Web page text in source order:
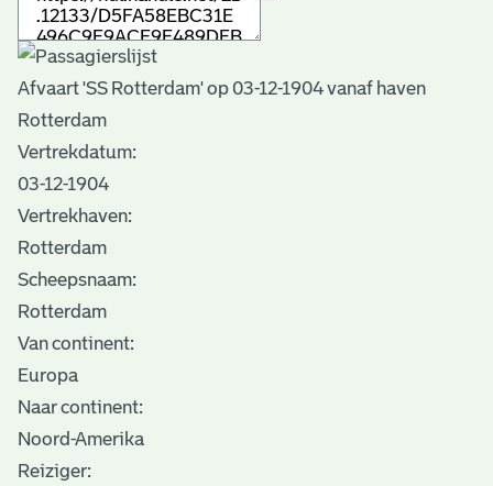
Afvaart 'SS Rotterdam' op 03-12-1904 vanaf haven
Rotterdam
Vertrekdatum:
03-12-1904
Vertrekhaven:
Rotterdam
Scheepsnaam:
Rotterdam
Van continent:
Europa
Naar continent:
Noord-Amerika
Reiziger: